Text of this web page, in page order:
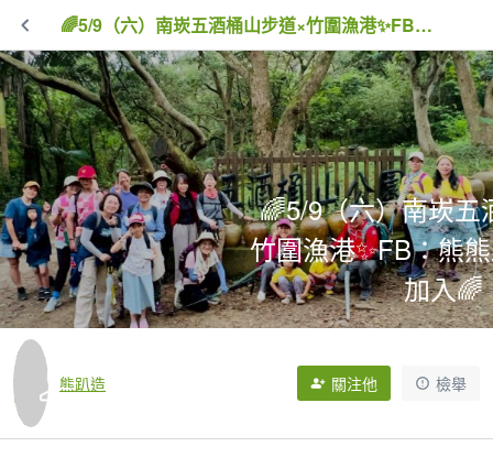
🌈5/9（六）南崁五酒桶山步道×竹圍漁港✨FB：熊熊趴爬走~歡迎加入🌈
🌈5/9（六）南崁五
竹圍漁港✨FB：熊
加入🌈
熊趴造
關注他 檢舉